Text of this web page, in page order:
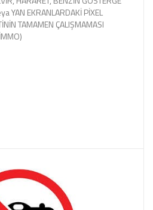
YAN EKRANLARDAKİ PİXEL
TAMAMEN ÇALIŞMAMASI